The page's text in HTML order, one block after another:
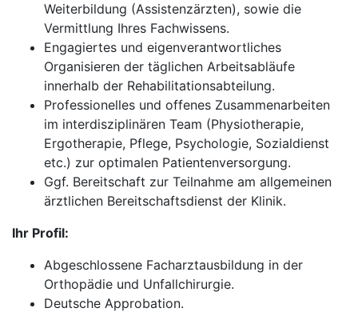
Weiterbildung (Assistenzärzten), sowie die
Vermittlung Ihres Fachwissens.
Engagiertes und eigenverantwortliches
Organisieren der täglichen Arbeitsabläufe
innerhalb der Rehabilitationsabteilung.
Professionelles und offenes Zusammenarbeiten
im interdisziplinären Team (Physiotherapie,
Ergotherapie, Pflege, Psychologie, Sozialdienst
etc.) zur optimalen Patientenversorgung.
Ggf. Bereitschaft zur Teilnahme am allgemeinen
ärztlichen Bereitschaftsdienst der Klinik.
Ihr Profil:
Abgeschlossene Facharztausbildung in der
Orthopädie und Unfallchirurgie.
Deutsche Approbation.